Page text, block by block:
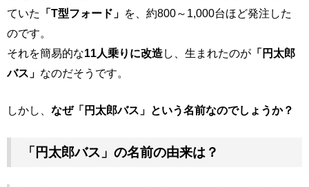
ていた
「T型フォード」 を、約800～1,000台ほど発注した
のです。
それを簡易的な11人乗りに改造し、生まれたのが 「円太郎
バス」 なのだそうです。
しかし、 なぜ「円太郎バス」という名前なのでしょうか？
「円太郎バス」の名前の由来は？